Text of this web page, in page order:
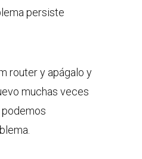
persiste
router y apágalo y
muchas veces